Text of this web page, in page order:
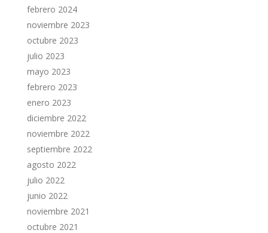
febrero 2024
noviembre 2023
octubre 2023
julio 2023
mayo 2023
febrero 2023
enero 2023
diciembre 2022
noviembre 2022
septiembre 2022
agosto 2022
julio 2022
junio 2022
noviembre 2021
octubre 2021